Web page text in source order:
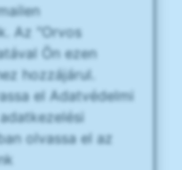
Az "Orvos
Ön ezen
hozzájárul.
el Adatvédelmi
olvassa el az